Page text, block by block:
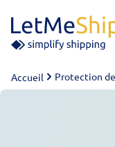
Accueil Protection